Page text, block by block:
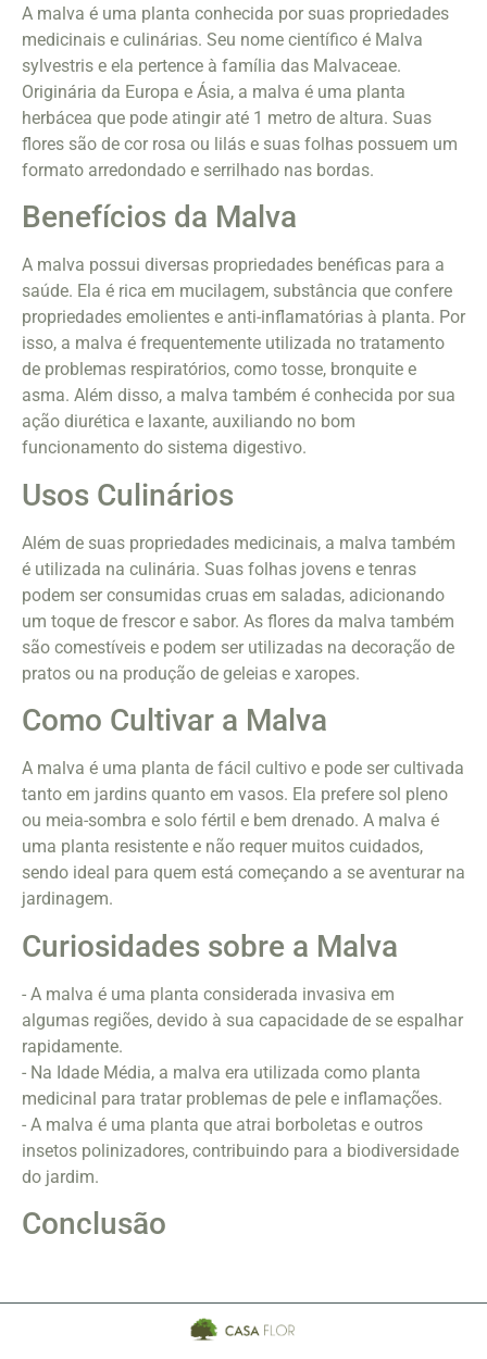
A malva é uma planta conhecida por suas propriedades
medicinais e culinárias. Seu nome científico é Malva
sylvestris e ela pertence à família das Malvaceae.
Originária da Europa e Ásia, a malva é uma planta
herbácea que pode atingir até 1 metro de altura. Suas
flores são de cor rosa ou lilás e suas folhas possuem um
formato arredondado e serrilhado nas bordas.
Benefícios da Malva
A malva possui diversas propriedades benéficas para a
saúde. Ela é rica em mucilagem, substância que confere
propriedades emolientes e anti-inflamatórias à planta. Por
isso, a malva é frequentemente utilizada no tratamento
de problemas respiratórios, como tosse, bronquite e
asma. Além disso, a malva também é conhecida por sua
ação diurética e laxante, auxiliando no bom
funcionamento do sistema digestivo.
Usos Culinários
Além de suas propriedades medicinais, a malva também
é utilizada na culinária. Suas folhas jovens e tenras
podem ser consumidas cruas em saladas, adicionando
um toque de frescor e sabor. As flores da malva também
são comestíveis e podem ser utilizadas na decoração de
pratos ou na produção de geleias e xaropes.
Como Cultivar a Malva
A malva é uma planta de fácil cultivo e pode ser cultivada
tanto em jardins quanto em vasos. Ela prefere sol pleno
ou meia-sombra e solo fértil e bem drenado. A malva é
uma planta resistente e não requer muitos cuidados,
sendo ideal para quem está começando a se aventurar na
jardinagem.
Curiosidades sobre a Malva
- A malva é uma planta considerada invasiva em
algumas regiões, devido à sua capacidade de se espalhar
rapidamente.
- Na Idade Média, a malva era utilizada como planta
medicinal para tratar problemas de pele e inflamações.
- A malva é uma planta que atrai borboletas e outros
insetos polinizadores, contribuindo para a biodiversidade
do jardim.
Conclusão